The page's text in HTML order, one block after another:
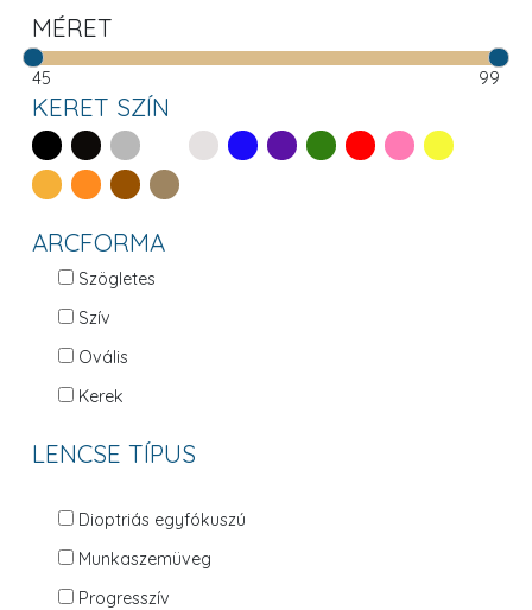
MÉRET
45 99
KERET SZÍN
ARCFORMA
Szögletes
Szív
Ovális
Kerek
LENCSE TÍPUS
Dioptriás egyfókuszú
Munkaszemüveg
Progresszív